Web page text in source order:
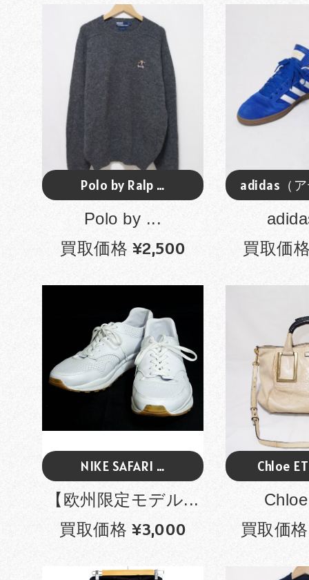
Polo by Ralp …
Polo by ...
買取価格 ¥2,500
adidas（
買取価
NIKE SAFARI …
【欧州限定モデル...
買取価格 ¥3,000
Chloe
買取価